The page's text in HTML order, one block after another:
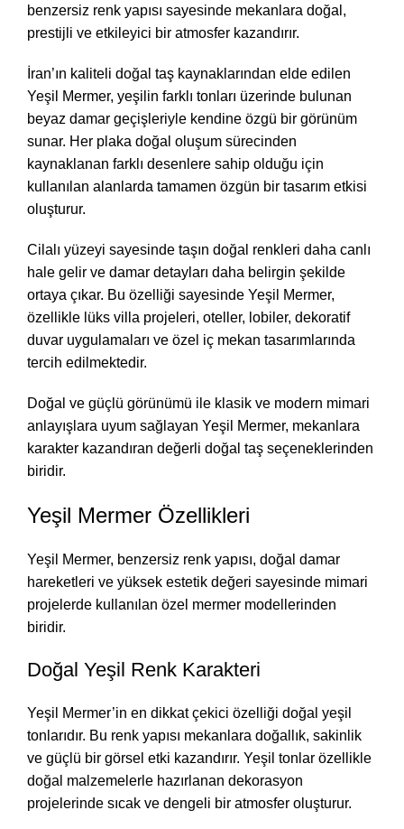
benzersiz renk yapısı sayesinde mekanlara doğal,
prestijli ve etkileyici bir atmosfer kazandırır.
İran’ın kaliteli doğal taş kaynaklarından elde edilen
Yeşil Mermer, yeşilin farklı tonları üzerinde bulunan
beyaz damar geçişleriyle kendine özgü bir görünüm
sunar. Her plaka doğal oluşum sürecinden
kaynaklanan farklı desenlere sahip olduğu için
kullanılan alanlarda tamamen özgün bir tasarım etkisi
oluşturur.
Cilalı yüzeyi sayesinde taşın doğal renkleri daha canlı
hale gelir ve damar detayları daha belirgin şekilde
ortaya çıkar. Bu özelliği sayesinde Yeşil Mermer,
özellikle lüks villa projeleri, oteller, lobiler, dekoratif
duvar uygulamaları ve özel iç mekan tasarımlarında
tercih edilmektedir.
Doğal ve güçlü görünümü ile klasik ve modern mimari
anlayışlara uyum sağlayan Yeşil Mermer, mekanlara
karakter kazandıran değerli doğal taş seçeneklerinden
biridir.
Yeşil Mermer Özellikleri
Yeşil Mermer, benzersiz renk yapısı, doğal damar
hareketleri ve yüksek estetik değeri sayesinde mimari
projelerde kullanılan özel mermer modellerinden
biridir.
Doğal Yeşil Renk Karakteri
Yeşil Mermer’in en dikkat çekici özelliği doğal yeşil
tonlarıdır. Bu renk yapısı mekanlara doğallık, sakinlik
ve güçlü bir görsel etki kazandırır. Yeşil tonlar özellikle
doğal malzemelerle hazırlanan dekorasyon
projelerinde sıcak ve dengeli bir atmosfer oluşturur.